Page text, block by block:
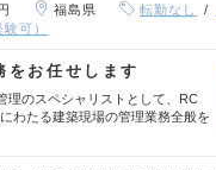
福島県 転勤なし
可）
をお任せします
理のスペシャリストとして、RC
わたる建築現場の管理業務全般を